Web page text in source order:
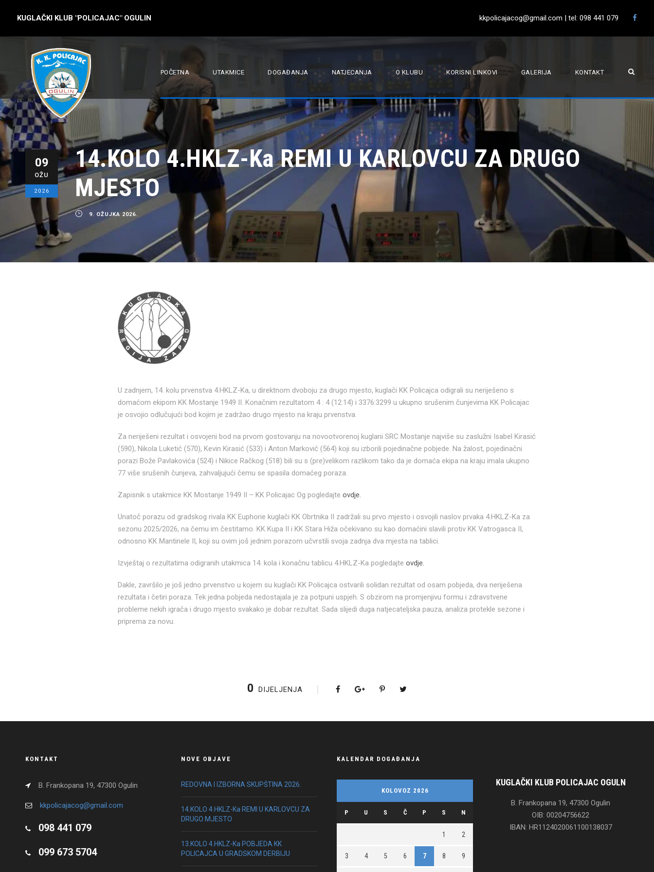
KUGLAČKI KLUB "POLICAJAC" OGULIN kkpolicajacog@gmail.com | tel: 098 441 079
POČETNA UTAKMICE DOGAĐANJA NATJECANJA O KLUBU KORISNI LINKOVI GALERIJA KONTAKT
09
OŽU
2026
14.KOLO 4.HKLZ-Ka REMI U KARLOVCU ZA DRUGO
MJESTO
9. OŽUJKA 2026.
U zadnjem, 14. kolu prvenstva 4.HKLZ-Ka, u direktnom dvoboju za drugo mjesto, kuglači KK Policajca odigrali su neriješeno s
domaćom ekipom KK Mostanje 1949 II. Konačnim rezultatom 4 : 4 (12:14) i 3376:3299 u ukupno srušenim čunjevima KK Policajac
je osvojio odlučujući bod kojim je zadržao drugo mjesto na kraju prvenstva.
Za neriješeni rezultat i osvojeni bod na prvom gostovanju na novootvorenoj kuglani SRC Mostanje najviše su zaslužni Isabel Kirasić
(590), Nikola Luketić (570), Kevin Kirasić (533) i Anton Marković (564) koji su izborili pojedinačne pobjede. Na žalost, pojedinačni
porazi Bože Pavlakovića (524) i Nikice Račkog (518) bili su s (pre)velikom razlikom tako da je domaća ekipa na kraju imala ukupno
77 više srušenih čunjeva, zahvaljujući čemu se spasila domaćeg poraza.
Zapisnik s utakmice KK Mostanje 1949 II – KK Policajac Og pogledajte ovdje.
Unatoč porazu od gradskog rivala KK Euphorie kuglači KK Obrtnika II zadržali su prvo mjesto i osvojili naslov prvaka 4.HKLZ-Ka za
sezonu 2025/2026, na čemu im čestitamo. KK Kupa II i KK Stara Hiža očekivano su kao domaćini slavili protiv KK Vatrogasca II,
odnosno KK Mantinele II, koji su ovim još jednim porazom učvrstili svoja zadnja dva mjesta na tablici.
Izvještaj o rezultatima odigranih utakmica 14. kola i konačnu tablicu 4.HKLZ-Ka pogledajte ovdje.
Dakle, završilo je još jedno prvenstvo u kojem su kuglači KK Policajca ostvarili solidan rezultat od osam pobjeda, dva neriješena
rezultata i četiri poraza. Tek jedna pobjeda nedostajala je za potpuni uspjeh. S obzirom na promjenjivu formu i zdravstvene
probleme nekih igrača i drugo mjesto svakako je dobar rezultat. Sada slijedi duga natjecateljska pauza, analiza protekle sezone i
priprema za novu.
0 DIJELJENJA
KONTAKT
B. Frankopana 19, 47300 Ogulin
kkpolicajacog@gmail.com
098 441 079
099 673 5704
NOVE OBJAVE
REDOVNA I IZBORNA SKUPŠTINA 2026.
14.KOLO 4.HKLZ-Ka REMI U KARLOVCU ZA
DRUGO MJESTO
13.KOLO 4.HKLZ-Ka POBJEDA KK
POLICAJCA U GRADSKOM DERBIJU
KALENDAR DOGAĐANJA
KOLOVOZ 2026
P U S Č P S N
1 2
3 4 5 6 7 8 9
KUGLAČKI KLUB POLICAJAC OGULN
B. Frankopana 19, 47300 Ogulin
OIB: 00204756622
IBAN: HR1124020061100138037